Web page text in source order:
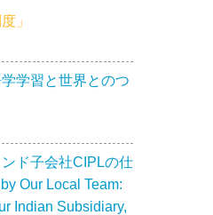
」
学習と世界とのつ
ド子会社CIPLの仕
Our Local Team:
Indian Subsidiary,